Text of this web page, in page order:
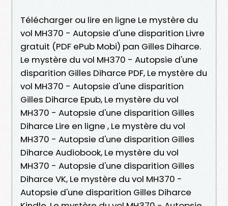
Télécharger ou lire en ligne Le mystère du
vol MH370 - Autopsie d'une disparition Livre
gratuit (PDF ePub Mobi) pan Gilles Diharce.
Le mystère du vol MH370 - Autopsie d'une
disparition Gilles Diharce PDF, Le mystère du
vol MH370 - Autopsie d'une disparition
Gilles Diharce Epub, Le mystère du vol
MH370 - Autopsie d'une disparition Gilles
Diharce Lire en ligne , Le mystère du vol
MH370 - Autopsie d'une disparition Gilles
Diharce Audiobook, Le mystère du vol
MH370 - Autopsie d'une disparition Gilles
Diharce VK, Le mystère du vol MH370 -
Autopsie d'une disparition Gilles Diharce